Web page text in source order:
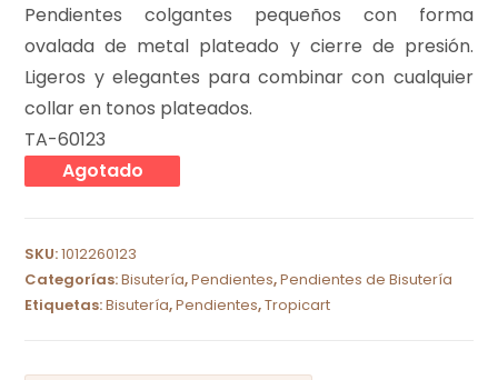
Pendientes colgantes pequeños con forma
ovalada de metal plateado y cierre de presión.
Ligeros y elegantes para combinar con cualquier
collar en tonos plateados.
TA-60123
Agotado
SKU:1012260123
Categorías:Bisutería,Pendientes,Pendientes de Bisutería
Etiquetas:Bisutería,Pendientes,Tropicart